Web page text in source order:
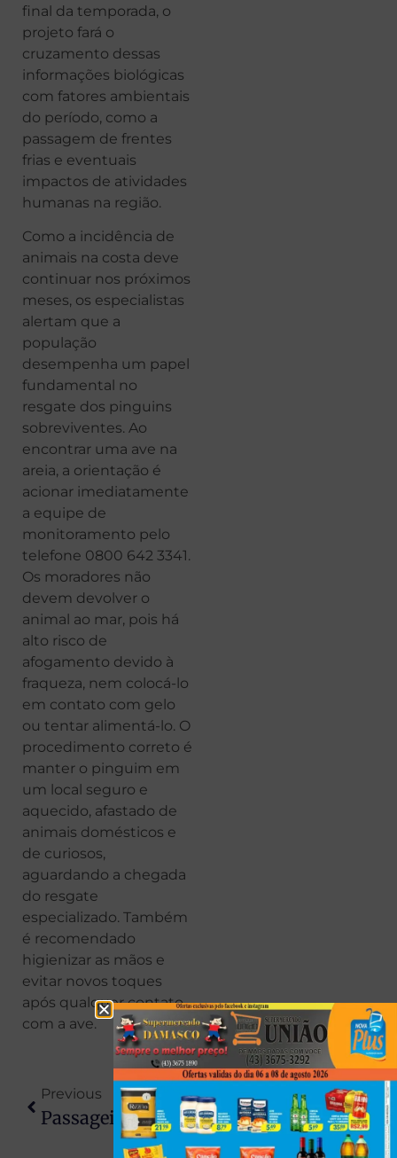
final da temporada, o
projeto fará o
cruzamento dessas
informações biológicas
com fatores ambientais
do período, como a
passagem de frentes
frias e eventuais
impactos de atividades
humanas na região.
Como a incidência de
animais na costa deve
continuar nos próximos
meses, os especialistas
alertam que a
população
desempenha um papel
fundamental no
resgate dos pinguins
sobreviventes. Ao
encontrar uma ave na
areia, a orientação é
acionar imediatamente
a equipe de
monitoramento pelo
telefone 0800 642 3341.
Os moradores não
devem devolver o
animal ao mar, pois há
alto risco de
afogamento devido à
fraqueza, nem colocá-lo
em contato com gelo
ou tentar alimentá-lo. O
procedimento correto é
manter o pinguim em
um local seguro e
aquecido, afastado de
animais domésticos e
de curiosos,
aguardando a chegada
do resgate
especializado. Também
é recomendado
higienizar as mãos e
evitar novos toques
após qualquer contato
com a ave.
Previous
Passageira É Esfaqueada No Rosto Por Homem Que Pedia Dinheiro Em Ônibus No Paraná
Next
Paraná Entra Em Alerta: Frente Fria Traz Temporais, Geada E Chance De Frio Histórico Nesta Semana